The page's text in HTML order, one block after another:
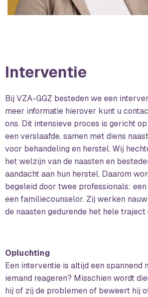
Interventie
Bij VZA-GGZ besteden we een
meer informatie hierover kunt u
ons. Dit intensieve proces is gericht
een verslaafde, samen met diens
voor behandeling en herstel. Wij
het welzijn van de naasten en
aandacht aan hun herstel. Daarom
begeleid door twee professionals:
een familiecounselor. Zij werken
de naasten gedurende het hele traject
Opluchting
Een interventie is altijd een spannend
iemand reageren? Misschien wordt
hij of zij de problemen of beweert hij